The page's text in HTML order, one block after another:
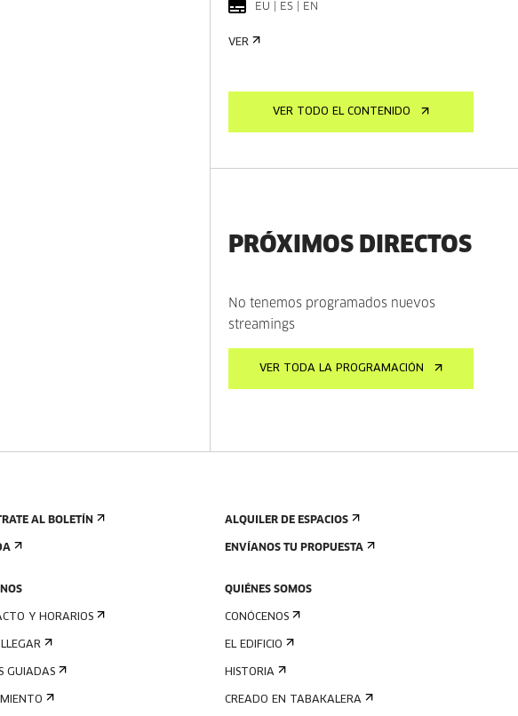
EU | ES | EN
VER
VER TODO EL CONTENIDO
PRÓXIMOS DIRECTOS
No tenemos programados nuevos
streamings
VER TODA LA PROGRAMACIÓN
AL BOLETÍN
Y HORARIOS
GUIADAS
ALQUILER DE ESPACIOS
ENVÍANOS TU PROPUESTA
QUIÉNES SOMOS
CONÓCENOS
EL EDIFICIO
HISTORIA
CREADO EN TABAKALERA